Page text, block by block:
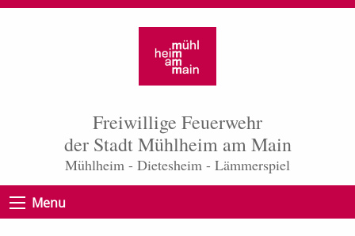
Freiwillige Feuerwehr
der Stadt Mühlheim am Main
Mühlheim - Dietesheim - Lämmerspiel
Menu